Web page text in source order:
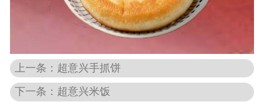
上一条：超意兴手抓饼
下一条：超意兴米饭